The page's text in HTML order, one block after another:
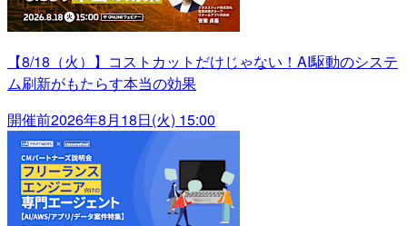
【8/18（火）】コストカットだけじゃない！AI駆動のシステ
ム刷新がもたらす本当の効果
開催前2026年8月18日(火) 15:00